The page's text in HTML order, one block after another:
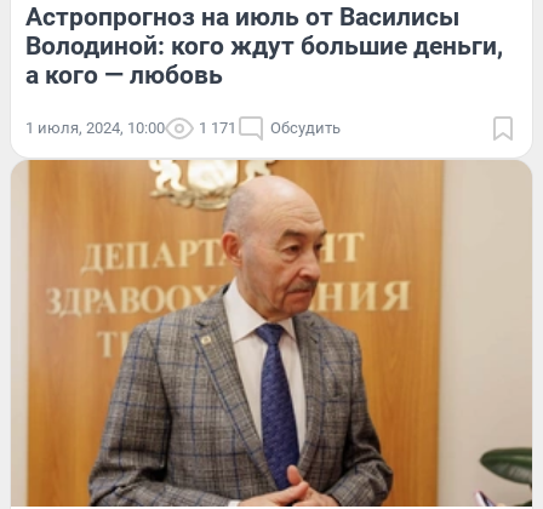
Астропрогноз на июль от Василисы
Володиной: кого ждут большие деньги,
а кого — любовь
1 июля, 2024, 10:00 1 171 Обсудить